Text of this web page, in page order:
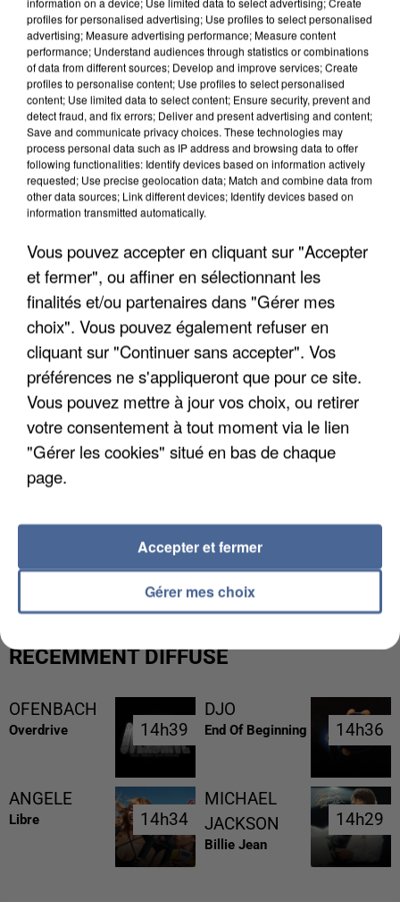
LES DONNÉES DE 300 000 CLIENTS DÉROBÉES À
LES FRANÇAIS, FANS DE LA FLEMME
RÉCEMMENT DIFFUSÉ
OFENBACH
Overdrive 14h39
14h39
DJO
End Of Beginning 14h36
14h36
ANGELE
Libre 14h34
14h34
MICHAEL
JACKSON
Billie Jean
14h29
14h29
profiles for personalised advertising; Use profiles to select personalised
advertising; Measure advertising performance; Measure content
performance; Understand audiences through statistics or combinations
of data from different sources; Develop and improve services; Create
profiles to personalise content; Use profiles to select personalised
content; Use limited data to select content; Ensure security, prevent and
detect fraud, and fix errors; Deliver and present advertising and content;
Save and communicate privacy choices. These technologies may
process personal data such as IP address and browsing data to offer
following functionalities: Identify devices based on information actively
requested; Use precise geolocation data; Match and combine data from
other data sources; Link different devices; Identify devices based on
information transmitted automatically.
Vous pouvez accepter en cliquant sur "Accepter
et fermer", ou affiner en sélectionnant les
finalités et/ou partenaires dans "Gérer mes
choix". Vous pouvez également refuser en
cliquant sur "Continuer sans accepter". Vos
préférences ne s'appliqueront que pour ce site.
Vous pouvez mettre à jour vos choix, ou retirer
votre consentement à tout moment via le lien
"Gérer les cookies" situé en bas de chaque
page.
Gérer mes choix
Accepter et fermer